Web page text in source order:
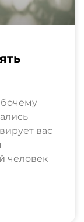
вас
человек